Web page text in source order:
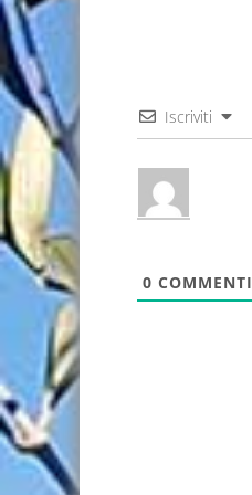
Iscriviti
0 COMMENTI